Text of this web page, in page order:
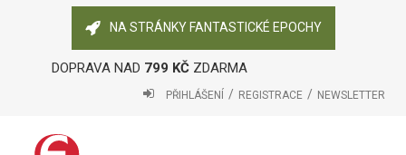
NA STRÁNKY FANTASTICKÉ EPOCHY
DOPRAVA NAD 799 KČZDARMA
PŘIHLÁŠENÍ REGISTRACE NEWSLETTER